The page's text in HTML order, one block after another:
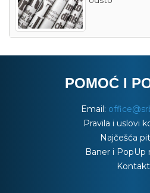
POMOĆ I
Email:
Pravila i uslovi
Najčešća
Baner i PopUp
Kontakt